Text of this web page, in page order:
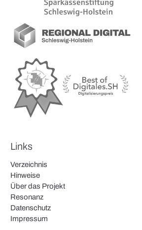
Links
Verzeichnis
Hinweise
Über das Projekt
Resonanz
Datenschutz
Impressum